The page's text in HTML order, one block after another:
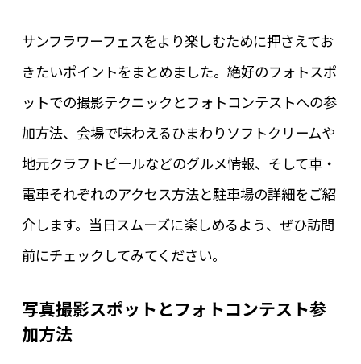
サンフラワーフェスをより楽しむために押さえてお
きたいポイントをまとめました。絶好のフォトスポ
ットでの撮影テクニックとフォトコンテストへの参
加方法、会場で味わえるひまわりソフトクリームや
地元クラフトビールなどのグルメ情報、そして車・
電車それぞれのアクセス方法と駐車場の詳細をご紹
介します。当日スムーズに楽しめるよう、ぜひ訪問
前にチェックしてみてください。
写真撮影スポットとフォトコンテスト参
加方法